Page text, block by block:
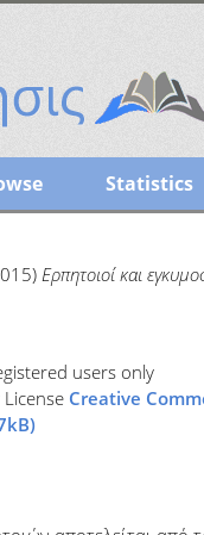
Statistics
Ερπητοιοί και
users only
Creative